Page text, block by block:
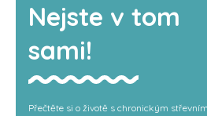
Nejste v tom
sami!
Přečtěte si o životě s chronickým